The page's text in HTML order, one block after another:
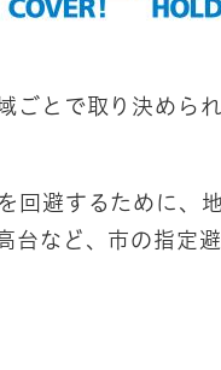
とで取り決めら
避するために、
台など、市の指定